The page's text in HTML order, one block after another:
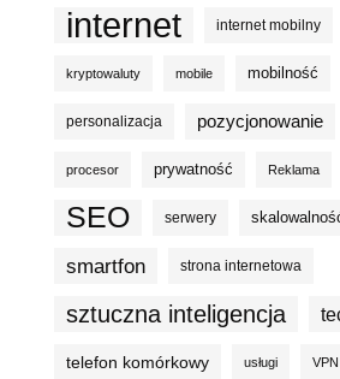
internet internet mobilny
kryptowaluty mobile mobilność
personalizacja pozycjonowanie
procesor prywatność Reklama
SEO serwery
smartfon strona internetowa
sztuczna inteligencja
telefon komórkowy usługi VPN